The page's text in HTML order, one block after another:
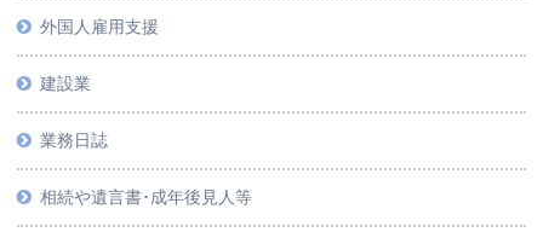
外国人雇用支援
建設業
業務日誌
相続や遺言書･成年後見人等